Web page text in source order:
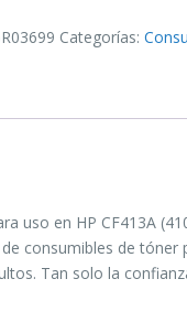
Categorías:
uso en HP CF413A
consumibles de
Tan solo la